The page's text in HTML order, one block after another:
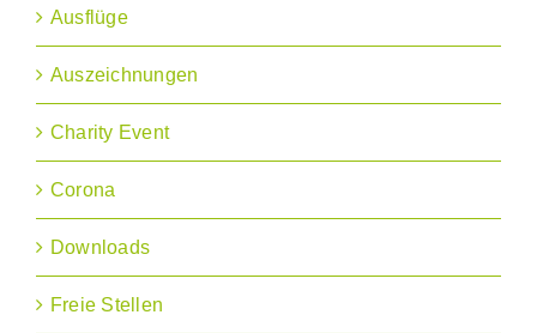
Ausflüge
Auszeichnungen
Charity Event
Corona
Downloads
Freie Stellen